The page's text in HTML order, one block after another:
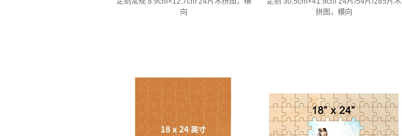
向
拼图，横向